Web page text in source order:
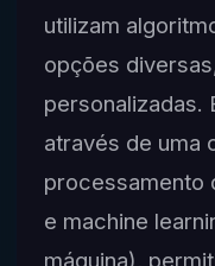
utilizam
opções
personalizadas.
através de uma
processamento
e machine
máquina),